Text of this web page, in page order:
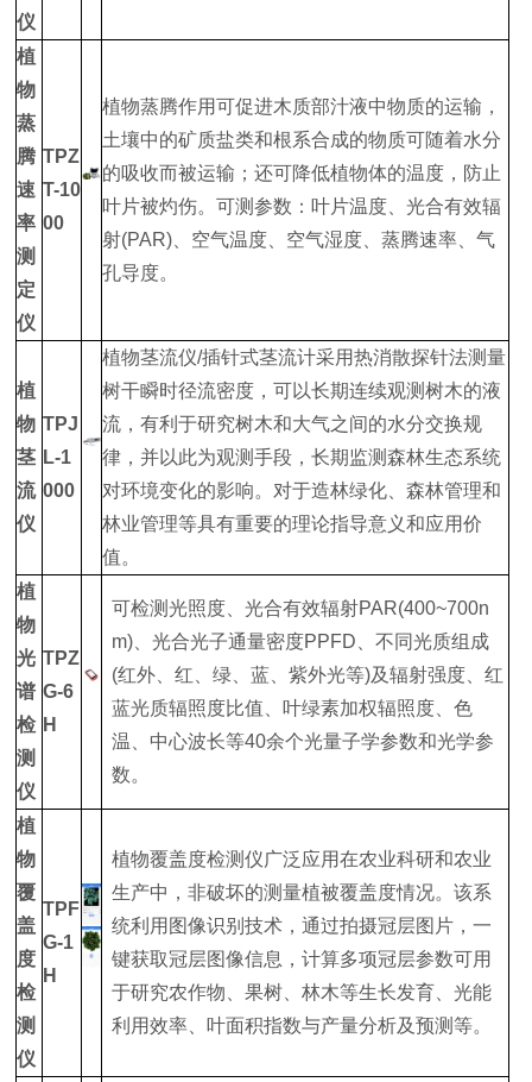
仪
植
物
蒸
腾
速
率
测
定
仪
TPZ
T-10
00
植物蒸腾作用可促进木质部汁液中物质的运输，
土壤中的矿质盐类和根系合成的物质可随着水分
的吸收而被运输；还可降低植物体的温度，防止
叶片被灼伤。可测参数：叶片温度、光合有效辐
射(PAR)、空气温度、空气湿度、蒸腾速率、气
孔导度。
植
物
茎
流
仪
TPJ
L-1
000
植物茎流仪/插针式茎流计采用热消散探针法测量
树干瞬时径流密度，可以长期连续观测树木的液
流，有利于研究树木和大气之间的水分交换规
律，并以此为观测手段，长期监测森林生态系统
对环境变化的影响。对于造林绿化、森林管理和
林业管理等具有重要的理论指导意义和应用价
值。
植
物
光
谱
检
测
仪
TPZ
G-6
H
可检测光照度、光合有效辐射PAR(400~700n
m)、光合光子通量密度PPFD、不同光质组成
(红外、红、绿、蓝、紫外光等)及辐射强度、红
蓝光质辐照度比值、叶绿素加权辐照度、色
温、中心波长等40余个光量子学参数和光学参
数。
植
物
覆
盖
度
检
测
仪
TPF
G-1
H
植物覆盖度检测仪广泛应用在农业科研和农业
生产中，非破坏的测量植被覆盖度情况。该系
统利用图像识别技术，通过拍摄冠层图片，一
键获取冠层图像信息，计算多项冠层参数可用
于研究农作物、果树、林木等生长发育、光能
利用效率、叶面积指数与产量分析及预测等。